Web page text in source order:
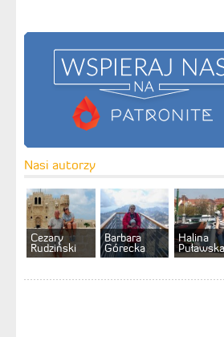
Nasi autorzy
Cezary
Rudziński
Barbara
Górecka
Halina
Puławska